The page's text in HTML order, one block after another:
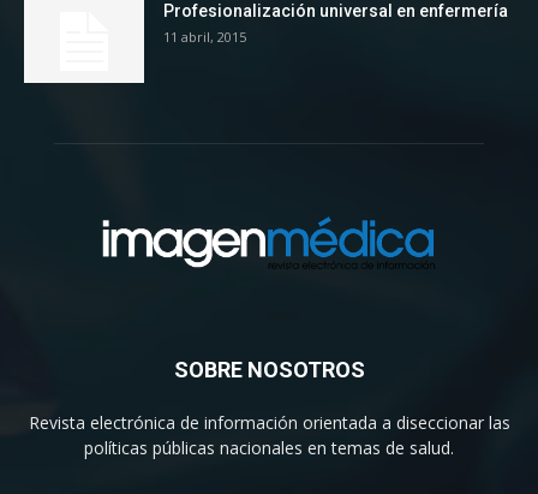
Profesionalización universal en enfermería
11 abril, 2015
SOBRE NOSOTROS
Revista electrónica de información orientada a diseccionar las
políticas públicas nacionales en temas de salud.